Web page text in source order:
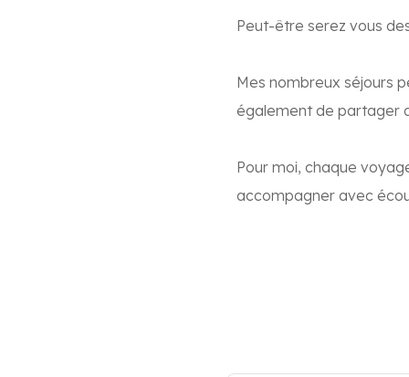
Peut-être serez vous
Mes nombreux séjours
également de partager
Pour moi, chaque
accompagner avec